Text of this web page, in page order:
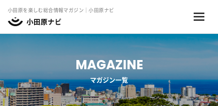
小田原を楽しむ総合情報マガジン｜小田原ナビ
MAGAZINE
マガジン一覧